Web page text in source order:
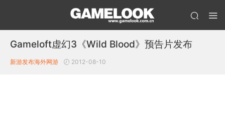
Gameloft虚幻3《Wild Blood》预告片发布
新游发布海外网游 2012-08-10